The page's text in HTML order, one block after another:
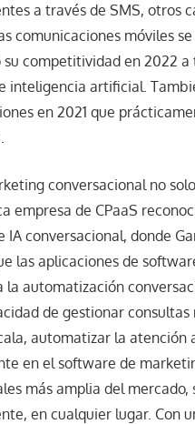
a través de SMS, otros
comunicaciones móviles
competitividad en 2022 a
inteligencia artificial.
en 2021 que
conversacional no
empresa de CPaaS
IA conversacional, donde
las aplicaciones de
la automatización
de gestionar
automatizar la atención
en el software de
más amplia del mercado,
en cualquier lugar. Con